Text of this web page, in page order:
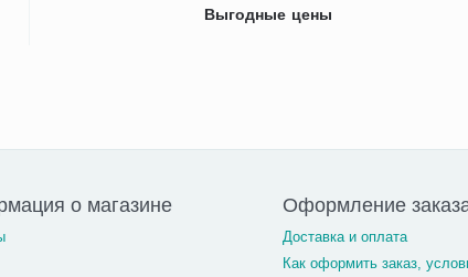
Выгодные цены
о магазине Оформление
Доставка и оплата
Как оформить заказ,